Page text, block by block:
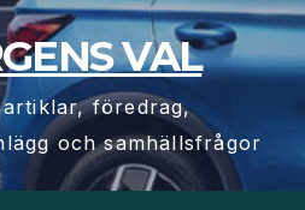
VAL
artiklar, föredrag,
och samhällsfrågor